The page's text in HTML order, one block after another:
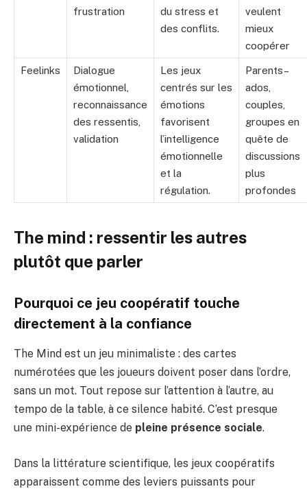
frustration
du stress et
des conflits.
veulent
mieux
coopérer
Feelinks
Dialogue
émotionnel,
reconnaissance
des ressentis,
validation
Les jeux
centrés sur les
émotions
favorisent
l’intelligence
émotionnelle
et la
régulation.
Parents–
ados,
couples,
groupes en
quête de
discussions
plus
profondes
The mind : ressentir les autres
plutôt que parler
Pourquoi ce jeu coopératif touche
directement à la confiance
The Mind est un jeu minimaliste : des cartes
numérotées que les joueurs doivent poser dans l’ordre,
sans un mot. Tout repose sur l’attention à l’autre, au
tempo de la table, à ce silence habité. C’est presque
une mini-expérience de pleine présence sociale.
Dans la littérature scientifique, les jeux coopératifs
apparaissent comme des leviers puissants pour